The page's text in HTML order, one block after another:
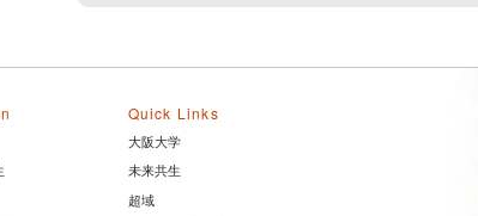
Quick Links
大阪大学
未来共生
超域